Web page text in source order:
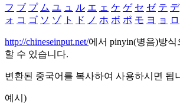
フ ブ プ ム ユ ュ ル エ ェ ケ ゲ セ ゼ テ デ
ォ コ ゴ ソ ゾ ト ド ノ ホ ボ ポ モ ヨ ョ ロ
http://chineseinput.net/에서 pinyin(병음)방
할 수 있습니다.
변환된 중국어를 복사하여 사용하시면 됩
예시)